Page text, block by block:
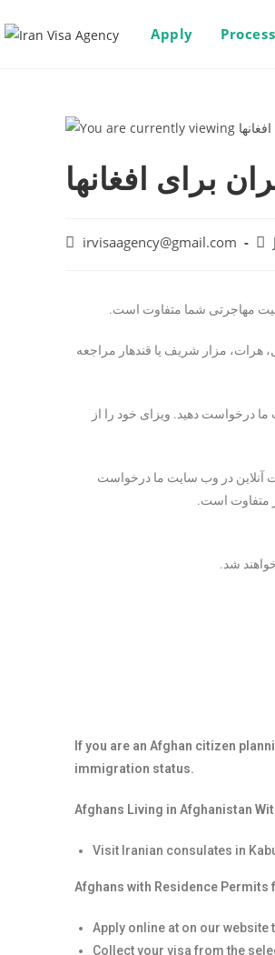
Apply Process
برای افغانها
irvisaagency@gmail.com
مهاجرتی شما متفاوت است.
هرات، مزار شریف یا قندهار مراجعه
درخواست دهید. ویزای خود را از
آنلاین در وب سایت ما درخواست
متفاوت است.
شد.
If you are an Afghan citizen
immigration status.
Afghans Living in Afghanistan
Visit Iranian consulates in
Afghans with Residence Permits
Apply online at on our website
Collect your visa from the